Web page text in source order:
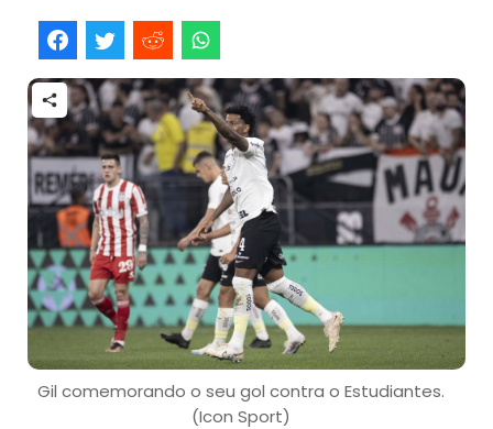
Gil comemorando o seu gol contra o Estudiantes.
(Icon Sport)